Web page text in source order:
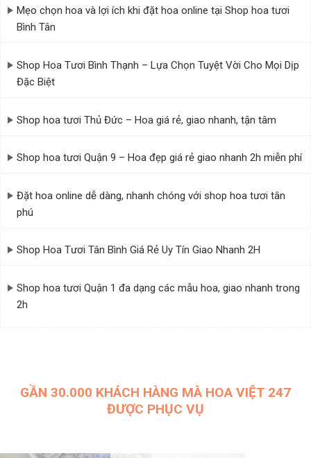
Mẹo chọn hoa và lợi ích khi đặt hoa online tại Shop hoa tươi
Bình Tân
Shop Hoa Tươi Bình Thạnh – Lựa Chọn Tuyệt Vời Cho Mọi Dịp
Đặc Biệt
Shop hoa tươi Thủ Đức – Hoa giá rẻ, giao nhanh, tận tâm
Shop hoa tươi Quận 9 – Hoa đẹp giá rẻ giao nhanh 2h miễn phí
Đặt hoa online dễ dàng, nhanh chóng với shop hoa tươi tân
phú
Shop Hoa Tươi Tân Bình Giá Rẻ Uy Tín Giao Nhanh 2H
Shop hoa tươi Quận 1 đa dạng các mẫu hoa, giao nhanh trong
2h
GẦN 30.000 KHÁCH HÀNG MÀ HOA VIỆT 247
ĐƯỢC PHỤC VỤ